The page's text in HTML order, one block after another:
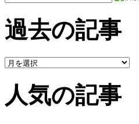
過去の記事
人気の記事